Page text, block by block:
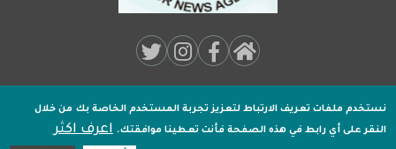
Media:
Footer
جميـع الحقوق محفوظة لـوكالة اشور الاخبارية2020 .
نستخدم ملفات تعريف الارتباط لتعزيز تجربة المستخدم الخاصة بك من خلال
النقر على أي رابط في هذه الصفحة فأنت تعطينا موافقتك. اعرف اكثر